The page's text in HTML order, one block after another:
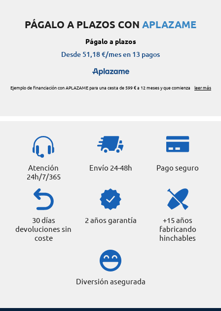
PÁGALO A PLAZOS CON APLAZAME
Atención
24h/7/365
Envío 24-48h Pago seguro
30 días
devoluciones sin
coste
2 años garantía
+15 años
fabricando
hinchables
Diversión asegurada